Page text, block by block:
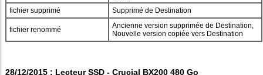
fichier supprimé
Supprimé de Destination
fichier renommé
Ancienne version supprimée de Destination,
Nouvelle version copiée vers Destination
28/12/2015 : Lecteur SSD - Crucial BX200 480 Go